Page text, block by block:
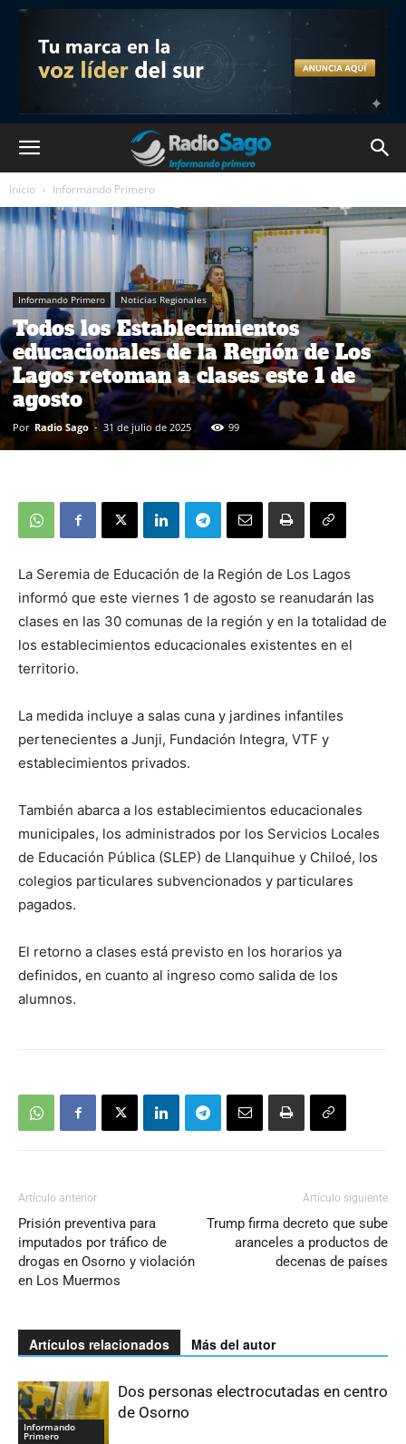
Inicio Informando Primero
Informando Primero Noticias Regionales
Todos los Establecimientos
educacionales de la Región de Los
Lagos retoman a clases este 1 de
agosto
Por Radio Sago - 31 de julio de 2025 99
La Seremia de Educación de la Región de Los Lagos
informó que este viernes 1 de agosto se reanudarán las
clases en las 30 comunas de la región y en la totalidad de
los establecimientos educacionales existentes en el
territorio.
La medida incluye a salas cuna y jardines infantiles
pertenecientes a Junji, Fundación Integra, VTF y
establecimientos privados.
También abarca a los establecimientos educacionales
municipales, los administrados por los Servicios Locales
de Educación Pública (SLEP) de Llanquihue y Chiloé, los
colegios particulares subvencionados y particulares
pagados.
El retorno a clases está previsto en los horarios ya
definidos, en cuanto al ingreso como salida de los
alumnos.
Artículo anterior
Prisión preventiva para
imputados por tráfico de
drogas en Osorno y violación
en Los Muermos
Artículo siguiente
Trump firma decreto que sube
aranceles a productos de
decenas de países
Artículos relacionados Más del autor
Informando
Primero
Dos personas electrocutadas en centro
de Osorno